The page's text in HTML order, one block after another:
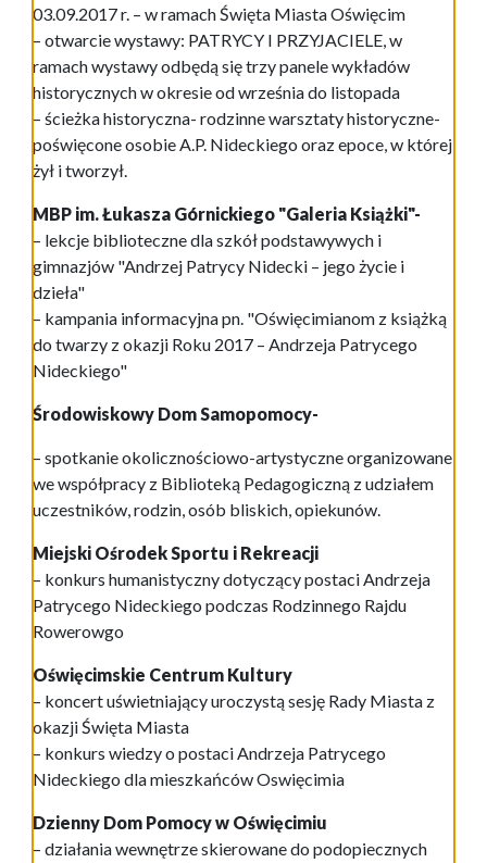
03.09.2017 r. – w ramach Święta Miasta Oświęcim
– otwarcie wystawy: PATRYCY I PRZYJACIELE, w
ramach wystawy odbędą się trzy panele wykładów
historycznych w okresie od września do listopada
– ścieżka historyczna- rodzinne warsztaty historyczne-
poświęcone osobie A.P. Nideckiego oraz epoce, w której
żył i tworzył.
MBP im. Łukasza Górnickiego "Galeria Książki"-
– lekcje biblioteczne dla szkół podstawywych i
gimnazjów "Andrzej Patrycy Nidecki – jego życie i
dzieła"
– kampania informacyjna pn. "Oświęcimianom z książką
do twarzy z okazji Roku 2017 – Andrzeja Patrycego
Nideckiego"
Środowiskowy Dom Samopomocy-
– spotkanie okolicznościowo-artystyczne organizowane
we współpracy z Biblioteką Pedagogiczną z udziałem
uczestników, rodzin, osób bliskich, opiekunów.
Miejski Ośrodek Sportu i Rekreacji
– konkurs humanistyczny dotyczący postaci Andrzeja
Patrycego Nideckiego podczas Rodzinnego Rajdu
Rowerowgo
Oświęcimskie Centrum Kultury
– koncert uświetniający uroczystą sesję Rady Miasta z
okazji Święta Miasta
– konkurs wiedzy o postaci Andrzeja Patrycego
Nideckiego dla mieszkańców Oswięcimia
Dzienny Dom Pomocy w Oświęcimiu
– działania wewnętrze skierowane do podopiecznych